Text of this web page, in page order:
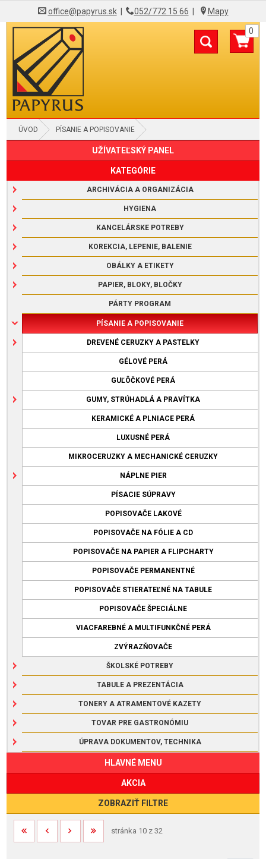
office@papyrus.sk| 052/772 15 66 Mapy
0
ÚVOD PÍSANIE A POPISOVANIE
UŽÍVATEĽSKÝ PANEL
KATEGÓRIE
ARCHIVÁCIA A ORGANIZÁCIA
HYGIENA
KANCELÁRSKE POTREBY
KOREKCIA, LEPENIE, BALENIE
OBÁLKY A ETIKETY
PAPIER, BLOKY, BLOČKY
PÁRTY PROGRAM
PÍSANIE A POPISOVANIE
DREVENÉ CERUZKY A PASTELKY
GÉLOVÉ PERÁ
GUĽÔČKOVÉ PERÁ
GUMY, STRÚHADLÁ A PRAVÍTKA
KERAMICKÉ A PLNIACE PERÁ
LUXUSNÉ PERÁ
MIKROCERUZKY A MECHANICKÉ CERUZKY
NÁPLNE PIER
PÍSACIE SÚPRAVY
POPISOVAČE LAKOVÉ
POPISOVAČE NA FÓLIE A CD
POPISOVAČE NA PAPIER A FLIPCHARTY
POPISOVAČE PERMANENTNÉ
POPISOVAČE STIERATEĽNÉ NA TABULE
POPISOVAČE ŠPECIÁLNE
VIACFAREBNÉ A MULTIFUNKČNÉ PERÁ
ZVÝRAZŇOVAČE
ŠKOLSKÉ POTREBY
TABULE A PREZENTÁCIA
TONERY A ATRAMENTOVÉ KAZETY
TOVAR PRE GASTRONÓMIU
ÚPRAVA DOKUMENTOV, TECHNIKA
HLAVNÉ MENU
AKCIA
ZOBRAZIŤ FILTRE
stránka 10 z 32